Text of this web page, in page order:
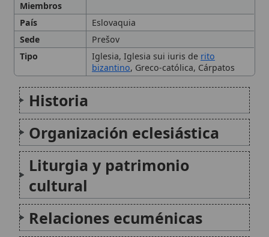
Liturgia y patrimonio
cultural
Relaciones ecuménicas
Situación actual y desafíos
Citas y referencias
Modificado el 25 de octubre de 2025 •FideScore™ 7.69•Citar este
artículo•Paq. Scorm (LMS)•Sugerir mejora•Compartir artículo•
Imprimir artículo•Generar QR•Instalar aplicación
Iglesia greco-católica bielorrusa
La Iglesia greco-católica bielorrusa es una de las
veinticuatro Iglesias sui iuris que integran la Iglesia
católica. Pertenece al rito bizantino, celebra sus